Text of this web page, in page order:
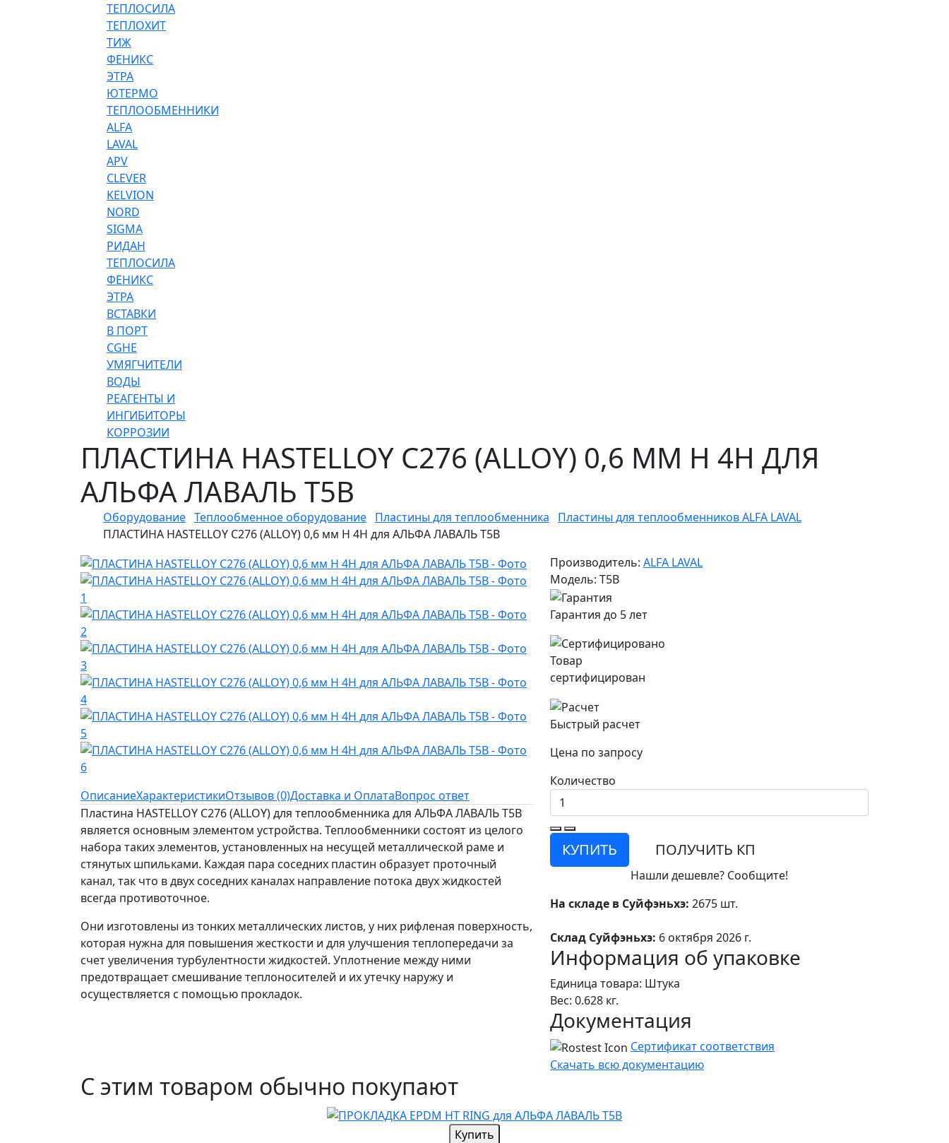
ТЕПЛОСИЛА
ТЕПЛОХИТ
ТИЖ
ФЕНИКС
ЭТРА
ЮТЕРМО
ТЕПЛООБМЕННИКИ
ALFA
LAVAL
APV
CLEVER
KELVION
NORD
SIGMA
РИДАН
ТЕПЛОСИЛА
ФЕНИКС
ЭТРА
ВСТАВКИ
В ПОРТ
CGHE
УМЯГЧИТЕЛИ
ВОДЫ
РЕАГЕНТЫ И
ИНГИБИТОРЫ
КОРРОЗИИ
ПЛАСТИНА HASTELLOY C276 (ALLOY) 0,6 ММ H 4H ДЛЯ
АЛЬФА ЛАВАЛЬ T5B
Оборудование Теплообменное оборудование Пластины для теплообменника
Пластины для теплообменников ALFA LAVAL
ПЛАСТИНА HASTELLOY C276 (ALLOY) 0,6 мм H 4H для АЛЬФА ЛАВАЛЬ T5B
ОписаниеХарактеристикиОтзывов (0)Доставка и ОплатаВопрос ответ
Пластина HASTELLOY C276 (ALLOY) для теплообменника для АЛЬФА ЛАВАЛЬ T5B
является основным элементом устройства. Теплообменники состоят из целого
набора таких элементов, установленных на несущей металлической раме и
стянутых шпильками. Каждая пара соседних пластин образует проточный
канал, так что в двух соседних каналах направление потока двух жидкостей
всегда противоточное.
Они изготовлены из тонких металлических листов, у них рифленая поверхность,
которая нужна для повышения жесткости и для улучшения теплопередачи за
счет увеличения турбулентности жидкостей. Уплотнение между ними
предотвращает смешивание теплоносителей и их утечку наружу и
осуществляется с помощью прокладок.
Производитель: ALFA LAVAL
Модель: T5B
Гарантия до 5 лет
Товар
сертифицирован
Быстрый расчет
Цена по запросу
Количество
КУПИТЬ ПОЛУЧИТЬ КП
Нашли дешевле? Сообщите!
На складе в Суйфэньхэ: 2675 шт.
Склад Суйфэньхэ: 6 октября 2026 г.
Информация об упаковке
Единица товара: Штука
Вес: 0.628 кг.
Документация
Сертификат соответствия
Скачать всю документацию
С этим товаром обычно покупают
Купить